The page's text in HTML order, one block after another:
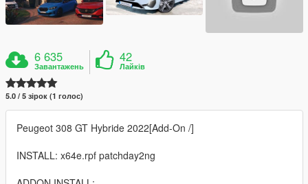
6 635
Завантажень
42
Лайків
5.0 / 5 зірок (1 голос)
Peugeot 308 GT Hybride 2022[Add-On /]
INSTALL: x64e.rpf patchday2ng